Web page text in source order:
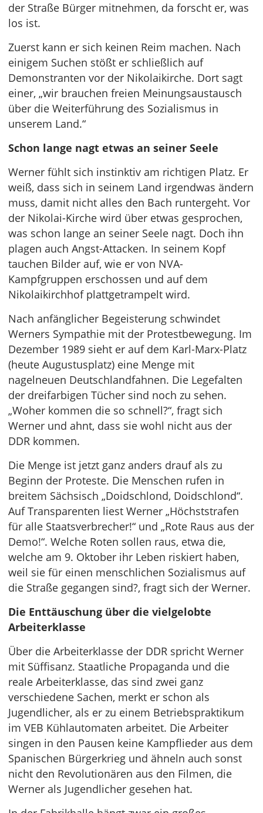
der Straße Bürger mitnehmen, da forscht er, was
los ist.
Zuerst kann er sich keinen Reim machen. Nach
einigem Suchen stößt er schließlich auf
Demonstranten vor der Nikolaikirche. Dort sagt
einer, „wir brauchen freien Meinungsaustausch
über die Weiterführung des Sozialismus in
unserem Land.“
Schon lange nagt etwas an seiner Seele
Werner fühlt sich instinktiv am richtigen Platz. Er
weiß, dass sich in seinem Land irgendwas ändern
muss, damit nicht alles den Bach runtergeht. Vor
der Nikolai-Kirche wird über etwas gesprochen,
was schon lange an seiner Seele nagt. Doch ihn
plagen auch Angst-Attacken. In seinem Kopf
tauchen Bilder auf, wie er von NVA-
Kampfgruppen erschossen und auf dem
Nikolaikirchhof plattgetrampelt wird.
Nach anfänglicher Begeisterung schwindet
Werners Sympathie mit der Protestbewegung. Im
Dezember 1989 sieht er auf dem Karl-Marx-Platz
(heute Augustusplatz) eine Menge mit
nagelneuen Deutschlandfahnen. Die Legefalten
der dreifarbigen Tücher sind noch zu sehen.
„Woher kommen die so schnell?“, fragt sich
Werner und ahnt, dass sie wohl nicht aus der
DDR kommen.
Die Menge ist jetzt ganz anders drauf als zu
Beginn der Proteste. Die Menschen rufen in
breitem Sächsisch „Doidschlond, Doidschlond“.
Auf Transparenten liest Werner „Höchststrafen
für alle Staatsverbrecher!“ und „Rote Raus aus der
Demo!“. Welche Roten sollen raus, etwa die,
welche am 9. Oktober ihr Leben riskiert haben,
weil sie für einen menschlichen Sozialismus auf
die Straße gegangen sind?, fragt sich der Werner.
Die Enttäuschung über die vielgelobte
Arbeiterklasse
Über die Arbeiterklasse der DDR spricht Werner
mit Süffisanz. Staatliche Propaganda und die
reale Arbeiterklasse, das sind zwei ganz
verschiedene Sachen, merkt er schon als
Jugendlicher, als er zu einem Betriebspraktikum
im VEB Kühlautomaten arbeitet. Die Arbeiter
singen in den Pausen keine Kampflieder aus dem
Spanischen Bürgerkrieg und ähneln auch sonst
nicht den Revolutionären aus den Filmen, die
Werner als Jugendlicher gesehen hat.